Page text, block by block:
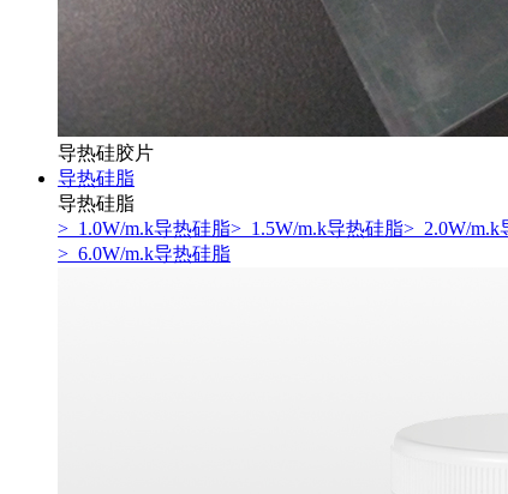
导热硅胶片
导热硅脂
导热硅脂
> 1.0W/m.k导热硅脂> 1.5W/m.k导热硅脂> 2.0W/m.k
> 6.0W/m.k导热硅脂